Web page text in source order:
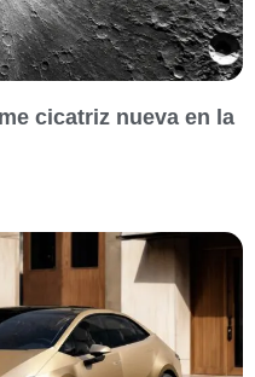
cicatriz nueva en la